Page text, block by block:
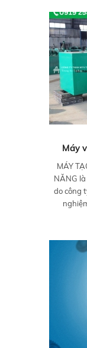
Máy
MÁY
NĂNG
do công